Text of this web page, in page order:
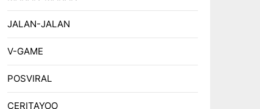
JALAN-JALAN
V-GAME
POSVIRAL
CERITAYOO